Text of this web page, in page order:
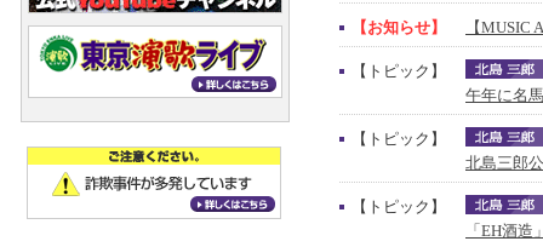
【お知らせ】 【MUSIC
【トピック】
午年に名
【トピック】
北島三郎
【トピック】
「EH酒